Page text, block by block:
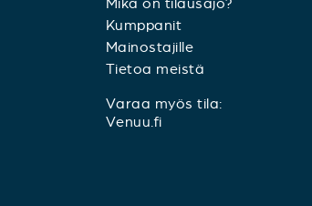
Kumppanit
Mainostajille
Tietoa meistä
Varaa myös tila:
Venuu.fi